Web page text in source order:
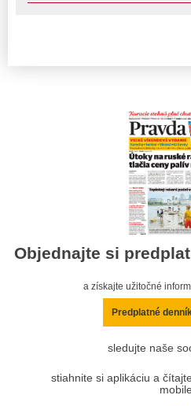
Objednajte si
a získajte užitočné
Predplatné
sledujte naše
stiahnite si aplikáciu a
mobile